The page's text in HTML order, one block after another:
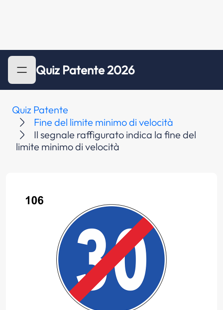
Quiz Patente 2026
Quiz Patente
Fine del limite minimo di velocità
Il segnale raffigurato indica la fine del
limite minimo di velocità